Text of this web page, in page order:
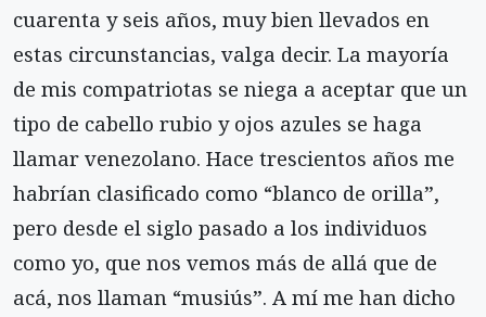
cuarenta y seis años, muy bien llevados en
estas circunstancias, valga decir. La mayoría
de mis compatriotas se niega a aceptar que un
tipo de cabello rubio y ojos azules se haga
llamar venezolano. Hace trescientos años me
habrían clasificado como “blanco de orilla”,
pero desde el siglo pasado a los individuos
como yo, que nos vemos más de allá que de
acá, nos llaman “musiús”. A mí me han dicho